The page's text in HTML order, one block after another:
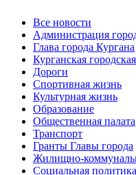
Все новости
Администрация
Глава города Кургана
Курганская
Дороги
Спортивная жизнь
Культурная жизнь
Образование
Общественная палата
Транспорт
Гранты Главы города
Жилищно-
Социальная политика